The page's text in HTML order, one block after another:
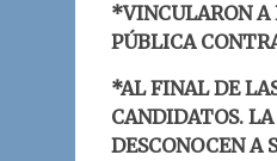
*VINCULARON A
PÚBLICA
*AL FINAL DE
CANDIDATOS.
DESCONOCEN A